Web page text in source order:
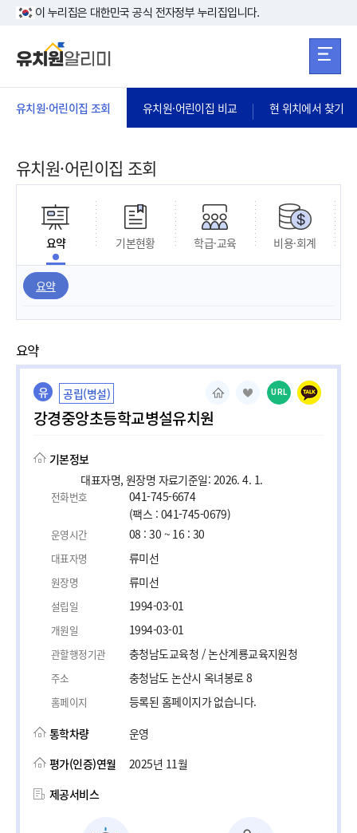
본문 바로가기
이 누리집은 대한민국 공식 전자정부 누리집입니다.
유치원·어린이집 조회 유치원·어린이집 비교 현 위치에서 찾기
유치원·어린이집 조회
요약 기본현황 학급·교육 비용·회계
요약
요약
유 공립(병설)
강경중앙초등학교병설유치원
URL
기본정보
대표자명, 원장명 자료기준일: 2026. 4. 1.
전화번호
041-745-6674
(팩스 : 041-745-0679)
운영시간 08 : 30 ~ 16 : 30
대표자명 류미선
원장명 류미선
설립일 1994-03-01
개원일 1994-03-01
관할행정기관 충청남도교육청 / 논산계룡교육지원청
주소 충청남도 논산시 옥녀봉로 8
홈페이지
등록된 홈페이지가 없습니다.
통학차량
운영
평가(인증)연월
2025년 11월
제공서비스